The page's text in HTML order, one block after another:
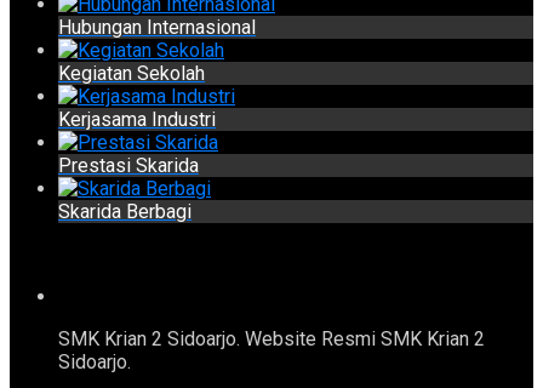
Hubungan Internasional
Kegiatan Sekolah
Kerjasama Industri
Prestasi Skarida
Skarida Berbagi
SMK Krian 2 Sidoarjo. Website Resmi SMK Krian 2
Sidoarjo.